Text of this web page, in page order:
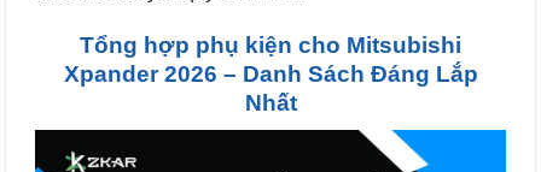
Tổng hợp phụ kiện cho Mitsubishi
Xpander 2026 – Danh Sách Đáng Lắp
Nhất